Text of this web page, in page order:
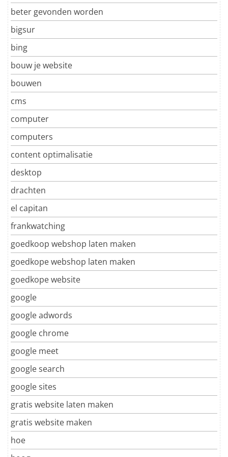
beter gevonden worden
bigsur
bing
bouw je website
bouwen
cms
computer
computers
content optimalisatie
desktop
drachten
el capitan
frankwatching
goedkoop webshop laten maken
goedkope webshop laten maken
goedkope website
google
google adwords
google chrome
google meet
google search
google sites
gratis website laten maken
gratis website maken
hoe